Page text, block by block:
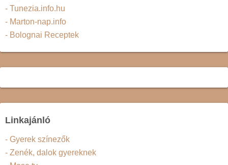
- Tunezia.info.hu
- Marton-nap.info
- Bolognai Receptek
Linkajánló
- Gyerek színezők
- Zenék, dalok gyereknek